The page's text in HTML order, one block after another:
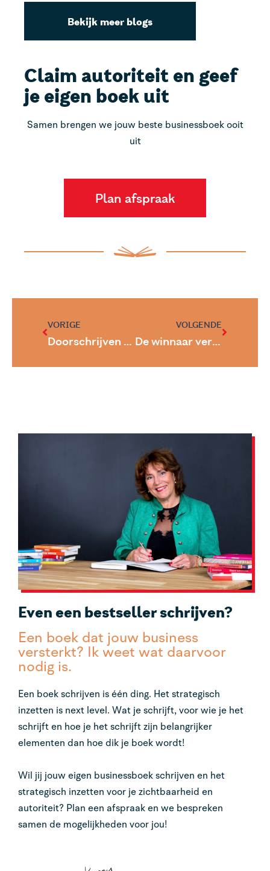
Bekijk meer blogs
Claim autoriteit en geef
je eigen boek uit
Samen brengen we jouw beste businessboek ooit
uit
Plan afspraak
VORIGE
Doorschrijven of stoppen met je boek
VOLGENDE
De winnaar vertrouwt op het resultaat
Even een bestseller schrijven?
Een boek dat jouw business
versterkt? Ik weet wat daarvoor
nodig is.
Een boek schrijven is één ding. Het strategisch
inzetten is next level. Wat je schrijft, voor wie je het
schrijft en hoe je het schrijft zijn belangrijker
elementen dan hoe dik je boek wordt!
Wil jij jouw eigen businessboek schrijven en het
strategisch inzetten voor je zichtbaarheid en
autoriteit? Plan een afspraak en we bespreken
samen de mogelijkheden voor jou!